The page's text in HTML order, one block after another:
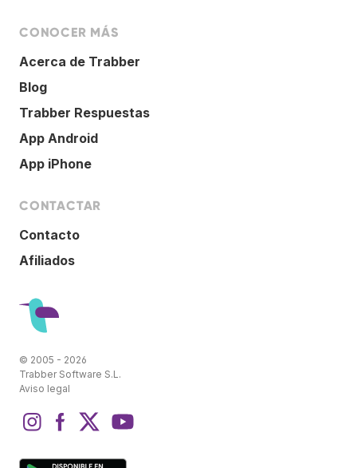
CONOCER MÁS
Acerca de Trabber
Blog
Trabber Respuestas
App Android
App iPhone
CONTACTAR
Contacto
Afiliados
© 2005 - 2026
Trabber Software S.L.
Aviso legal